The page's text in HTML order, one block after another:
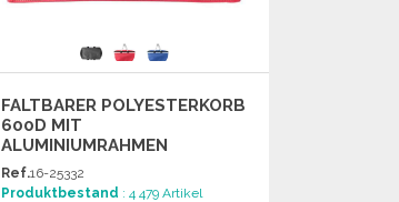
FALTBARER POLYESTERKORB
600D MIT
ALUMINIUMRAHMEN
Ref.16-25332
Produktbestand : 4 479 Artikel